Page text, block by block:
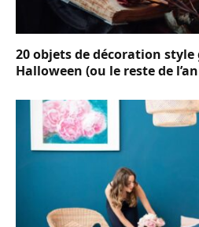
20 objets de décoration
Halloween (ou le reste de